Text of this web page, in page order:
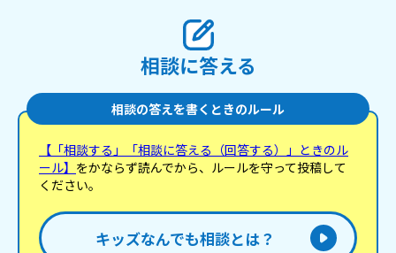
相談に答える
相談の答えを書くときのルール
【「相談する」「相談に答える（回答する）」ときのル
ール】 をかならず読んでから、ルールを守って投稿して
ください。
キッズなんでも相談とは？